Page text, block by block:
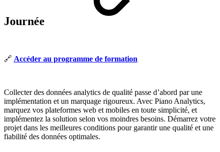
Journée
🔗 Accéder au programme de formation
Collecter des données analytics de qualité passe d’abord par une
implémentation et un marquage rigoureux. Avec Piano Analytics,
marquez vos plateformes web et mobiles en toute simplicité, et
implémentez la solution selon vos moindres besoins. Démarrez votre
projet dans les meilleures conditions pour garantir une qualité et une
fiabilité des données optimales.